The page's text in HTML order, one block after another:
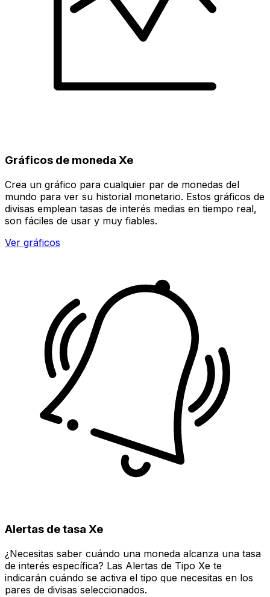
Gráficos de moneda Xe
Crea un gráfico para cualquier par de monedas del
mundo para ver su historial monetario. Estos gráficos de
divisas emplean tasas de interés medias en tiempo real,
son fáciles de usar y muy fiables.
Ver gráficos
Alertas de tasa Xe
¿Necesitas saber cuándo una moneda alcanza una tasa
de interés específica? Las Alertas de Tipo Xe te
indicarán cuándo se activa el tipo que necesitas en los
pares de divisas seleccionados.